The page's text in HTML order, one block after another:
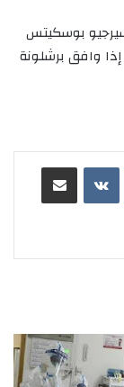
بوسكيتس
وافق برشلونة